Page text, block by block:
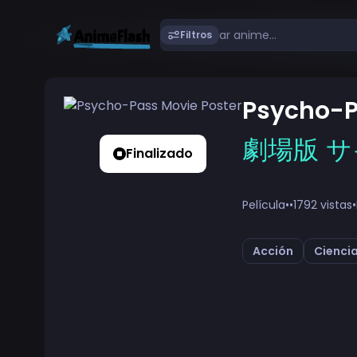
Filtros
Psycho-
劇場版
Película••1792 vistas•
Acción
Finalizado